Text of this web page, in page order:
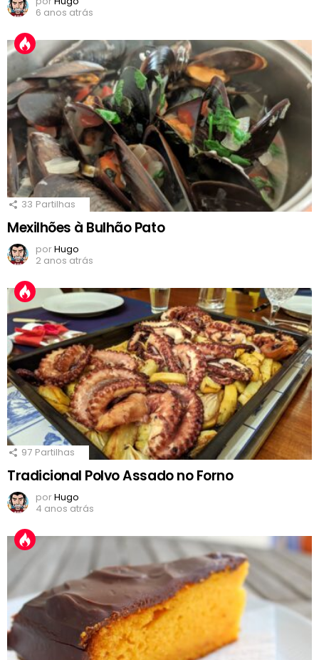
6 anos atrás
33 Partilhas
Mexilhões à Bulhão Pato
porHugo
2 anos atrás
97 Partilhas
Tradicional Polvo Assado no Forno
porHugo
4 anos atrás